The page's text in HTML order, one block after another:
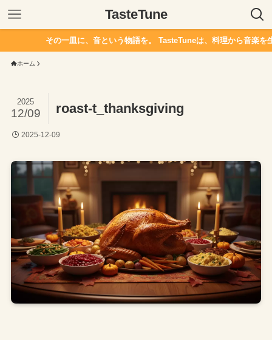
TasteTune
その一皿に、音という物語を。 TasteTuneは、料理から音楽を生
ホーム
roast-t_thanksgiving
2025
12/09
2025-12-09